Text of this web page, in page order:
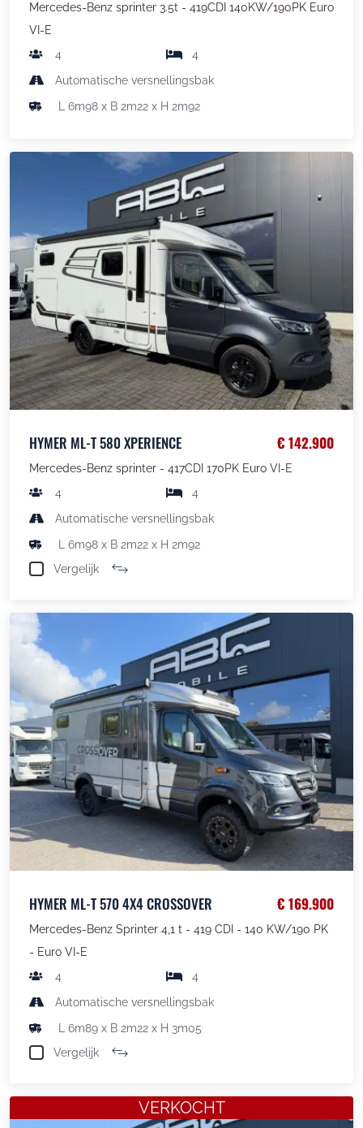
Mercedes-Benz sprinter 3.5t - 419CDI 140KW/190PK Euro
VI-E
4
4
Automatische versnellingsbak
L 6m98 x B 2m22 x H 2m92
HYMER ML-T 580 XPERIENCE € 142.900
Mercedes-Benz sprinter - 417CDI 170PK Euro VI-E
4
4
Automatische versnellingsbak
L 6m98 x B 2m22 x H 2m92
Vergelijk
HYMER ML-T 570 4X4 CROSSOVER € 169.900
Mercedes-Benz Sprinter 4,1 t - 419 CDI - 140 KW/190 PK
- Euro VI-E
4
4
Automatische versnellingsbak
L 6m89 x B 2m22 x H 3m05
Vergelijk
VERKOCHT